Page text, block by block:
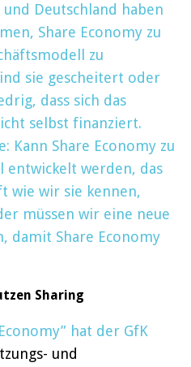
und Deutschland haben
Share Economy zu
zu
sie gescheitert oder
dass sich das
selbst finanziert.
Kann Share Economy zu
entwickelt werden, das
wie wir sie kennen,
müssen wir eine neue
damit Share Economy
Sharing
hat der GfK
und